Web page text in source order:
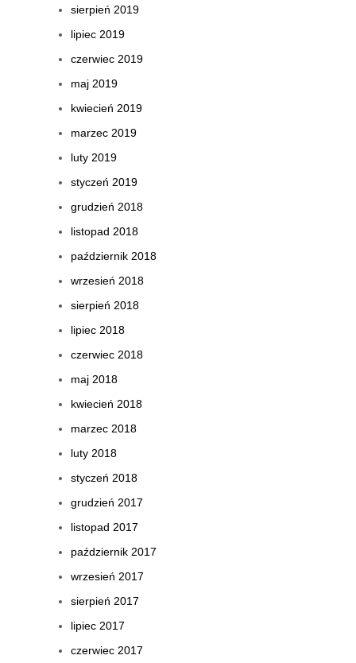
sierpień 2019
lipiec 2019
czerwiec 2019
maj 2019
kwiecień 2019
marzec 2019
luty 2019
styczeń 2019
grudzień 2018
listopad 2018
październik 2018
wrzesień 2018
sierpień 2018
lipiec 2018
czerwiec 2018
maj 2018
kwiecień 2018
marzec 2018
luty 2018
styczeń 2018
grudzień 2017
listopad 2017
październik 2017
wrzesień 2017
sierpień 2017
lipiec 2017
czerwiec 2017